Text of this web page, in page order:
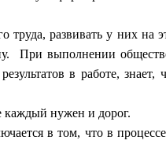
развивать у них на
При выполнении
в работе, знает,
каждый нужен и дорог.
в том, что в процессе